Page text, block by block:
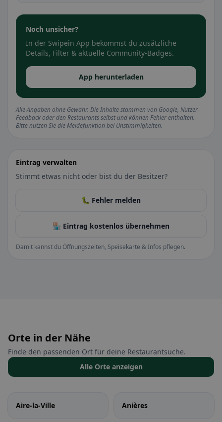
Noch unsicher?
In der Swipein App bekommst du zusätzliche
Details, Filter & aktuelle Community-Badges.
App herunterladen
Alle Angaben ohne Gewähr. Die Inhalte stammen von Google, Nutzer-
Feedback oder den Restaurants selbst und können Fehler enthalten.
Bitte nutzen Sie die Meldefunktion bei Unstimmigkeiten.
Eintrag verwalten
Stimmt etwas nicht oder bist du der Besitzer?
🐛 Fehler melden
🏪 Eintrag kostenlos übernehmen
Damit kannst du Öffnungszeiten, Speisekarte & Infos pflegen.
Orte in der Nähe
Finde den passenden Ort für deine Restaurantsuche.
Alle Orte anzeigen
Aire-la-Ville Anières